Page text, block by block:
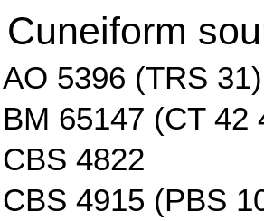
Cuneiform
AO 5396 (TRS 31)
BM 65147 (CT 42
CBS 4822
CBS 4915 (PBS